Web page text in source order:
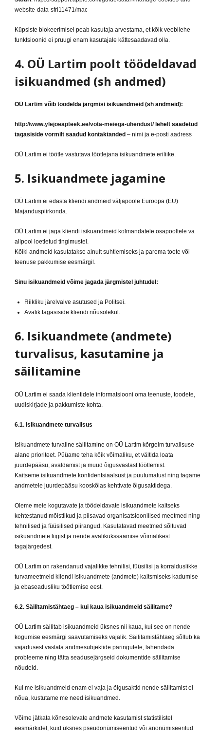
website-data-sfri11471/mac
Küpsiste blokeerimisel peab kasutaja arvestama, et kõik veebilehe
funktsioonid ei pruugi enam kasutajale kättesaadavad olla.
4. OÜ Lartim poolt töödeldavad
isikuandmed (sh andmed)
OÜ Lartim võib töödelda järgmisi isikuandmeid (sh andmeid):
http://www.ylejoeapteek.ee/vota-meiega-uhendust/lehelt saadetud
tagasiside vormilt saadud kontaktanded – nimi ja e-posti aadress
OÜ Lartim ei töötle vastutava töötlejana isikuandmete eriliike.
5. Isikuandmete jagamine
OÜ Lartim ei edasta kliendi andmeid väljapoole Euroopa (EU)
Majanduspiirkonda.
OÜ Lartim ei jaga kliendi isikuandmeid kolmandatele osapooltele va
allpool loetletud tingimustel.
Kõiki andmeid kasutatakse ainult suhtlemiseks ja parema toote või
teenuse pakkumise eesmärgil.
Sinu isikuandmeid võime jagada järgmistel juhtudel:
Riikliku järelvalve asutused ja Politsei.
Avalik tagasiside kliendi nõusolekul.
6. Isikuandmete (andmete)
turvalisus, kasutamine ja
säilitamine
OÜ Lartim ei saada klientidele informatsiooni oma teenuste, toodete,
uudiskirjade ja pakkumiste kohta.
6.1. Isikuandmete turvalisus
Isikuandmete turvaline säilitamine on OÜ Lartim kõrgeim turvalisuse
alane prioriteet. Püüame teha kõik võimaliku, et vältida loata
juurdepääsu, avaldamist ja muud õigusvastast töötlemist.
Kaitseme isikuandmete konfidentsiaalsust ja puutumatust ning tagame
andmetele juurdepääsu kooskõlas kehtivate õigusaktidega.
Oleme meie kogutavate ja töödeldavate isikuandmete kaitseks
kehtestanud mõistlikud ja piisavad organisatsioonilised meetmed ning
tehnilised ja füüsilised piirangud. Kasutatavad meetmed sõltuvad
isikuandmete liigist ja nende avalikukssaamise võimalikest
tagajärgedest.
OÜ Lartim on rakendanud vajalikke tehnilisi, füüsilisi ja korralduslikke
turvameetmeid kliendi isikuandmete (andmete) kaitsmiseks kadumise
ja ebaseadusliku töötlemise eest.
6.2. Säilitamistähtaeg – kui kaua isikuandmeid säilitame?
OÜ Lartim säilitab isikuandmeid üksnes nii kaua, kui see on nende
kogumise eesmärgi saavutamiseks vajalik. Säilitamistähtaeg sõltub ka
vajadusest vastata andmesubjektide päringutele, lahendada
probleeme ning täita seadusejärgseid dokumentide säilitamise
nõudeid.
Kui me isikuandmeid enam ei vaja ja õigusaktid nende säilitamist ei
nõua, kustutame me need isikuandmed.
Võime jätkata kõnesolevate andmete kasutamist statistilistel
eesmärkidel, kuid üksnes pseudonümiseeritud või anonümiseeritud